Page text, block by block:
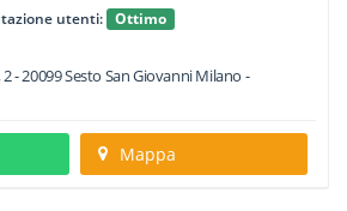
utenti: Ottimo
-20099Sesto San GiovanniMilano -
Mappa